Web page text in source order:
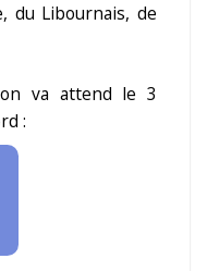
du Libournais, de
on va attend le 3
: